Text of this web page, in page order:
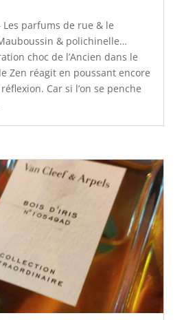
Les parfums de rue & le
& polichinelle…
choc de l’Ancien dans le
Zen réagit en poussant encore
Car si l’on se penche